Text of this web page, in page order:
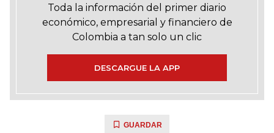
Toda la información del primer diario
económico, empresarial y financiero de
Colombia a tan solo un clic
DESCARGUE LA APP
GUARDAR